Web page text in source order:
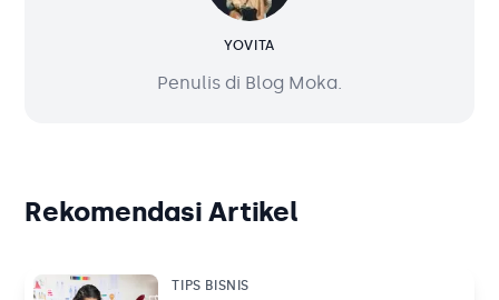
YOVITA
Penulis di Blog Moka.
Rekomendasi Artikel
TIPS BISNIS